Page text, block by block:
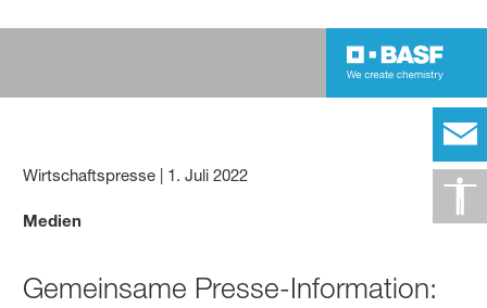
Wirtschaftspresse | 1. Juli 2022
Medien
Gemeinsame Presse-Information: